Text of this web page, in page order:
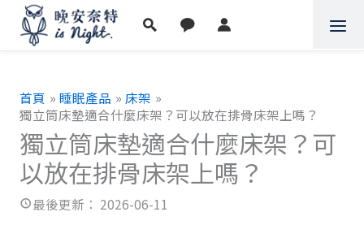
首頁 睡眠產品
床架
獨立筒床墊適合什麼床架？可以放在排骨床架上嗎？
獨立筒床墊適合什麼床架？可
以放在排骨床架上嗎？
2026-06-11